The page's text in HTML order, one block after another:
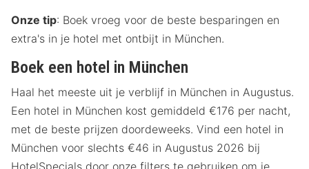
Onze tip: Boek vroeg voor de beste besparingen en
extra's in je hotel met ontbijt in München.
Boek een hotel in München
Haal het meeste uit je verblijf in München in Augustus.
Een hotel in München kost gemiddeld €176 per nacht,
met de beste prijzen doordeweeks. Vind een hotel in
München voor slechts €46 in Augustus 2026 bij
HotelSpecials door onze filters te gebruiken om je